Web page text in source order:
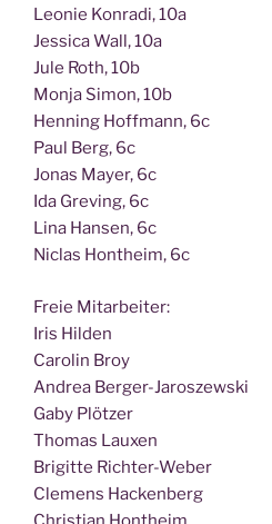
Leo­nie Kon­ra­di, 10a
Jes­si­ca Wall, 10a
Jule Roth, 10b
Mon­ja Simon, 10b
Hen­ning Hoff­mann, 6c
Paul Berg, 6c
Jonas May­er, 6c
Ida Gre­ving, 6c
Lina Han­sen, 6c
Nic­las Hont­heim, 6c
Freie Mit­ar­bei­ter:
Iris Hilden
Caro­lin Broy
Andrea Berger-Jaroszewski
Gaby Plötzer
Tho­mas Lauxen
Bri­git­te Richter-Weber
Cle­mens Hackenberg